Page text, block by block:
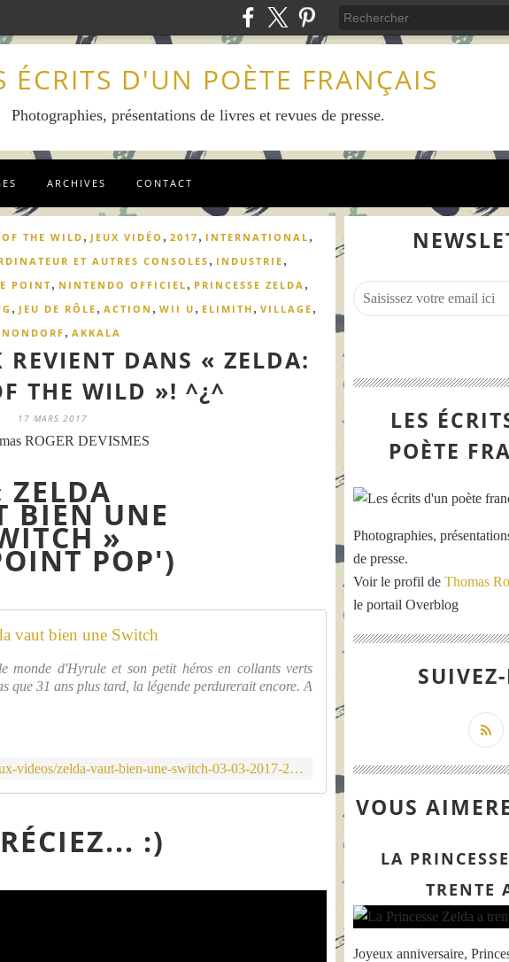
ÉCRITS D'UN POÈTE FRANÇAIS
Photographies, présentations de livres et revues de presse.
ARCHIVES CONTACT
THE WILD , JEUX VIDÉO , 2017 , INTERNATIONAL ,
ET AUTRES CONSOLES , INDUSTRIE ,
POINT, NINTENDO OFFICIEL , PRINCESSE ZELDA ,
, JEU DE RÔLE , ACTION , WII U , ELIMITH , VILLAGE ,
, AKKALA
DANS « ZELDA:
THE WILD »! ^¿^
17 MARS 2017
ROGER DEVISMES
ZELDA
BIEN UNE
»
POP')
vaut bien une Switch
monde d'Hyrule et son petit héros en collants verts
que 31 ans plus tard, la légende perdurerait encore. A
http://www.lepoint.fr/pop-culture/jeux-videos/zelda-vaut-bien-une-switch-03-03-2017-2109116_2943.php
:)
LES
POÈTE
Photographies,
de presse.
Voir le profil de Thomas
le portail Overblog
VOUS
LA
TRENTE
Joyeux anniversaire,